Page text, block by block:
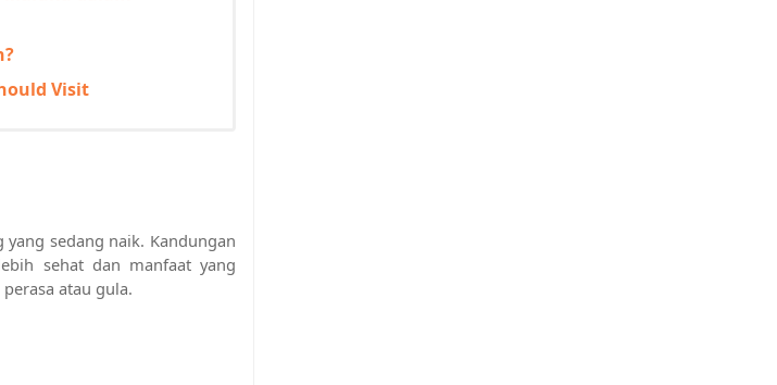
Visit
sedang naik. Kandungan
sehat dan manfaat yang
atau gula.